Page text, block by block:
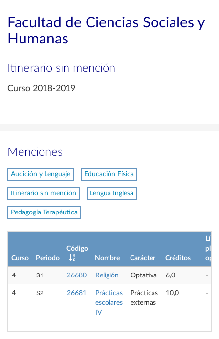
Facultad de Ciencias Sociales y
Humanas
Itinerario sin mención
Curso 2018-2019
Menciones
Audición y Lenguaje Educación Física
Itinerario sin mención Lengua Inglesa
Pedagogía Terapéutica
Curso Periodo
Código
Nombre
Carácter Créditos
Lím.
opt
4 S1 26680 Religión Optativa 6,0 -
4 S2 26681
Prácticas
escolares
IV
Prácticas
externas
10,0 -